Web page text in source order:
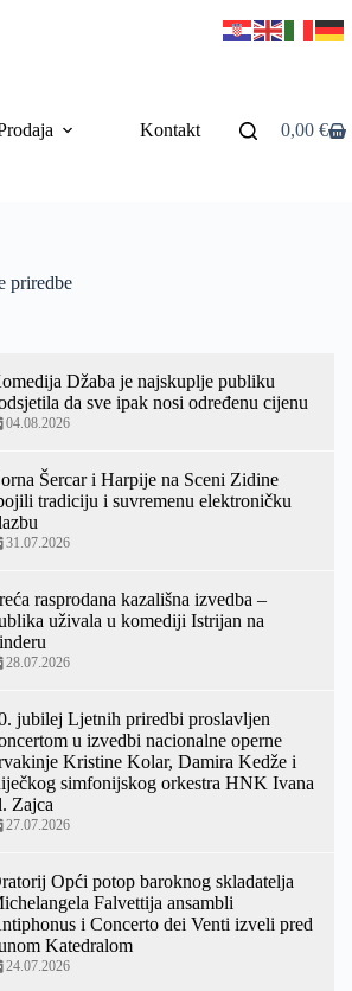
Kontakt 0,00 €
priredbe
Džaba je najskuplje publiku
da sve ipak nosi određenu cijenu
04.08.2026
Šercar i Harpije na Sceni Zidine
tradiciju i suvremenu elektroničku
31.07.2026
rasprodana kazališna izvedba –
uživala u komediji Istrijan na
28.07.2026
jubilej Ljetnih priredbi proslavljen
u izvedbi nacionalne operne
Kristine Kolar, Damira Kedže i
simfonijskog orkestra HNK Ivana
Zajca
27.07.2026
Opći potop baroknog skladatelja
Falvettija ansambli
i Concerto dei Venti izveli pred
Katedralom
24.07.2026